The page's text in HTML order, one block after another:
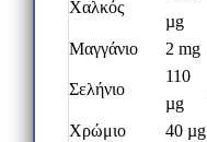
Χαλκός
µg
Μαγγάνιο 2 mg
Σελήνιο
110
µg
Χρώμιο 40 µg